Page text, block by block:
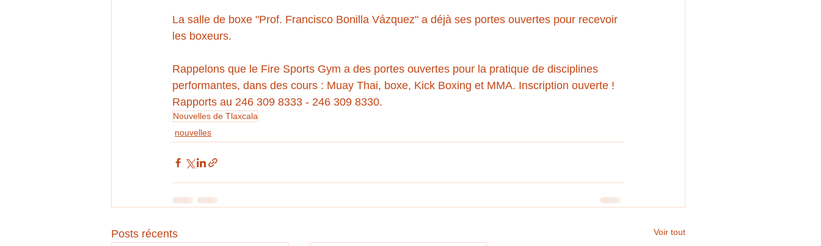
La salle de boxe "Prof. Francisco Bonilla Vázquez" a déjà ses portes ouvertes pour recevoir
les boxeurs.
Rappelons que le Fire Sports Gym a des portes ouvertes pour la pratique de disciplines
performantes, dans des cours : Muay Thai, boxe, Kick Boxing et MMA. Inscription ouverte !
Rapports au 246 309 8333 - 246 309 8330.
Nouvelles de Tlaxcala
nouvelles
Posts récents Voir tout